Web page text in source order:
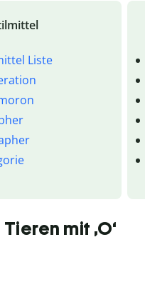
Liste
mit ‚O‘